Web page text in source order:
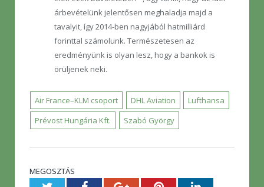
árbevételünk jelentősen meghaladja majd a
tavalyit, így 2014-ben nagyjából hatmilliárd
forinttal számolunk. Természetesen az
eredményünk is olyan lesz, hogy a bankok is
örüljenek neki.
Air France–KLM csoport DHL Aviation
Lufthansa
Prévost Hungária Kft.
Szabó György
MEGOSZTÁS